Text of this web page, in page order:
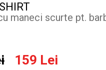
maneci scurte pt.
159 Lei